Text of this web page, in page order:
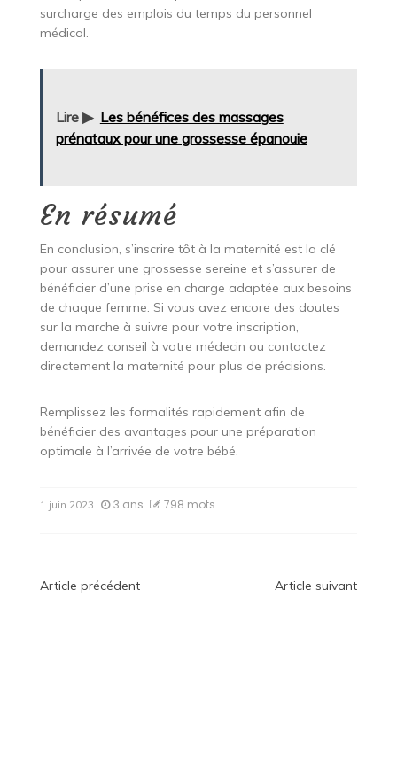
surcharge des emplois du temps du personnel
médical.
Lire ▶ Les bénéfices des massages
prénataux pour une grossesse épanouie
En résumé
En conclusion, s’inscrire tôt à la maternité est la clé
pour assurer une grossesse sereine et s’assurer de
bénéficier d’une prise en charge adaptée aux besoins
de chaque femme. Si vous avez encore des doutes
sur la marche à suivre pour votre inscription,
demandez conseil à votre médecin ou contactez
directement la maternité pour plus de précisions.
Remplissez les formalités rapidement afin de
bénéficier des avantages pour une préparation
optimale à l’arrivée de votre bébé.
1 juin 2023 3 ans 798 mots
Navigation
Article précédent Article suivant